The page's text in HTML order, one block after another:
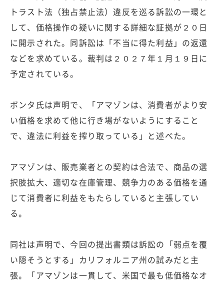
トラスト法（独占禁止法）違反を巡る訴訟の一環と
して、価格操作の疑いに関する詳細な証拠が２０日
に開示された。同訴訟は「不当に得た利益」の返還
などを求めている。裁判は２０２７年１月１９日に
予定されている。
ボンタ氏は声明で、「アマゾンは、消費者がより安
い価格を求めて他に行き場がないようにすること
で、違法に利益を搾り取っている」と述べた。
アマゾンは、販売業者との契約は合法で、商品の選
択肢拡大、適切な在庫管理、競争力のある価格を通
じて消費者に利益をもたらしていると主張してい
る。
同社は声明で、今回の提出書類は訴訟の「弱点を覆
い隠そうとする」カリフォルニア州の試みだと主
張。「アマゾンは一貫して、米国で最も低価格なオ